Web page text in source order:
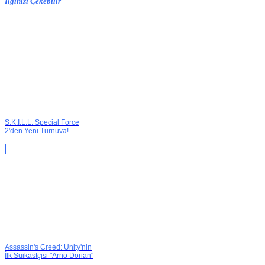
S.K.I.L.L. Special Force
2'den Yeni Turnuva!
Assassin's Creed: Unity'nin
İlk Suikastçisi "Arno Dorian"